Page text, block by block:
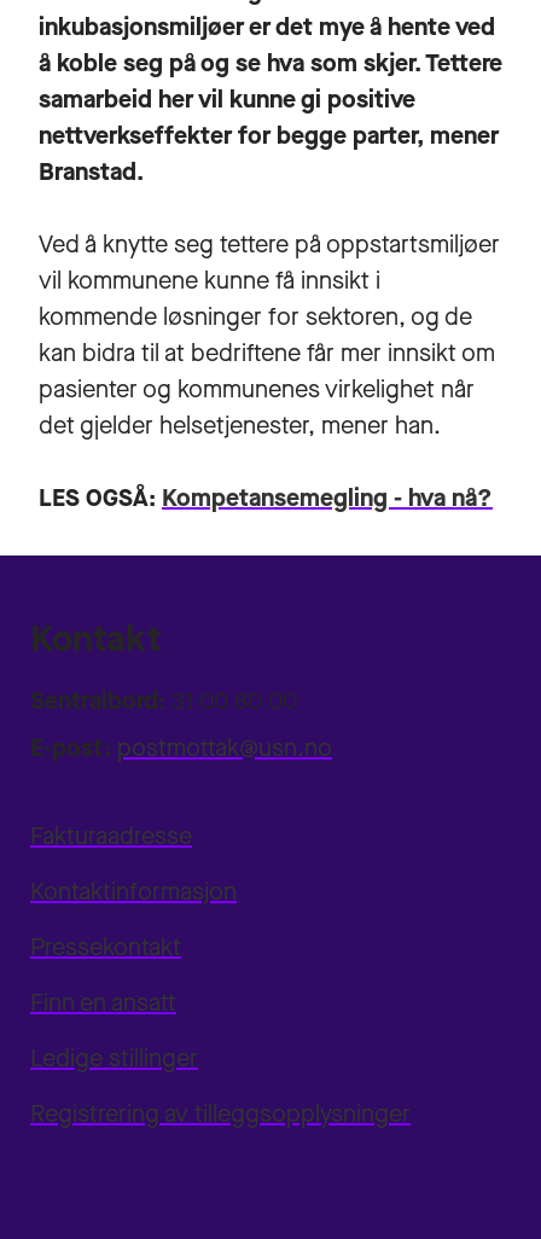
inkubasjonsmiljøer er det mye å hente ved
å koble seg på og se hva som skjer. Tettere
samarbeid her vil kunne gi positive
nettverkseffekter for begge parter, mener
Branstad.
Ved å knytte seg tettere på oppstartsmiljøer
vil kommunene kunne få innsikt i
kommende løsninger for sektoren, og de
kan bidra til at bedriftene får mer innsikt om
pasienter og kommunenes virkelighet når
det gjelder helsetjenester, mener han.
LES OGSÅ: Kompetansemegling - hva nå?
Kontakt
Sentralbord: 31 00 80 00
E-post: postmottak@usn.no
Fakturaadresse
Kontaktinformasjon
Pressekontakt
Finn en ansatt
Ledige stillinger
Registrering av tilleggsopplysninger